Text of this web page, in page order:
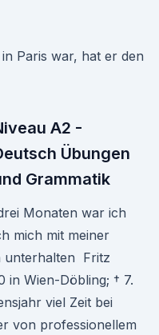
in Paris war, hat er den
A2 -
Übungen
Grammatik
Monaten war ich
mich mit meiner
unterhalten Fritz
in Wien-Döbling; † 7.
viel Zeit bei
von professionellem